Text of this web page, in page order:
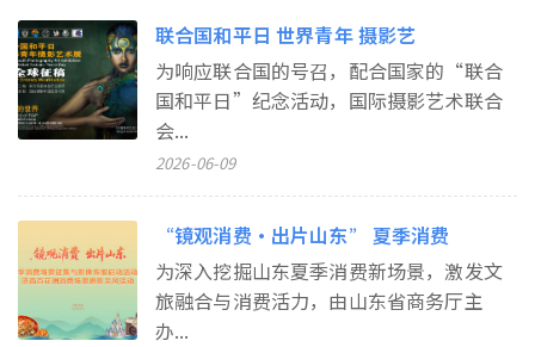
联合国和平日 世界青年 摄影艺
为响应联合国的号召，配合国家的“联合
国和平日”纪念活动，国际摄影艺术联合
会...
2026-06-09
“镜观消费・出片山东” 夏季消费
为深入挖掘山东夏季消费新场景，激发文
旅融合与消费活力，由山东省商务厅主
办...